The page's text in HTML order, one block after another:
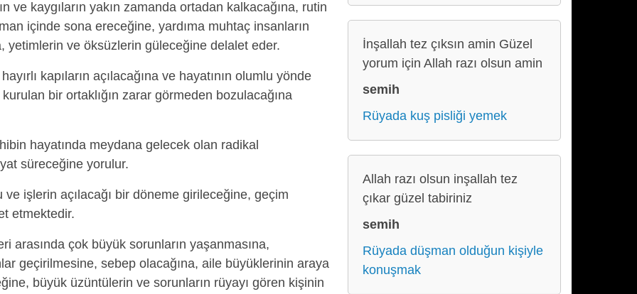
ve kaygıların yakın zamanda ortadan kalkacağına, rutin
içinde sona ereceğine, yardıma muhtaç insanların
yetimlerin ve öksüzlerin güleceğine delalet eder.
kapıların açılacağına ve hayatının olumlu yönde
bir ortaklığın zarar görmeden bozulacağına
hayatında meydana gelecek olan radikal
süreceğine yorulur.
ve işlerin açılacağı bir döneme girileceğine, geçim
etmektedir.
arasında çok büyük sorunların yaşanmasına,
geçirilmesine, sebep olacağına, aile büyüklerinin araya
büyük üzüntülerin ve sorunların rüyayı gören kişinin
İnşallah tez çıksın amin Güzel
yorum için Allah razı olsun amin
semih
Rüyada kuş pisliği yemek
Allah razı olsun inşallah tez
çıkar güzel tabiriniz
semih
Rüyada düşman olduğun kişiyle
konuşmak